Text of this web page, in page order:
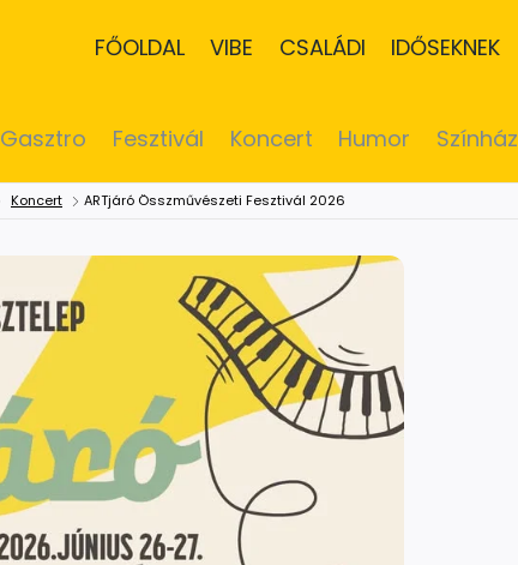
FŐOLDAL VIBE CSALÁDI IDŐSEKNEK
Gasztro Fesztivál Koncert Humor Színház
Koncert ARTjáró Összművészeti Fesztivál 2026